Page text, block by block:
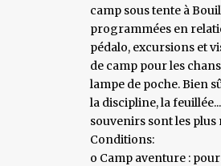
camp sous tente à
programmées en
pédalo, excursions et
de camp pour les
lampe de poche. Bien
la discipline, la
souvenirs sont les plus
Conditions:
o Camp aventure :